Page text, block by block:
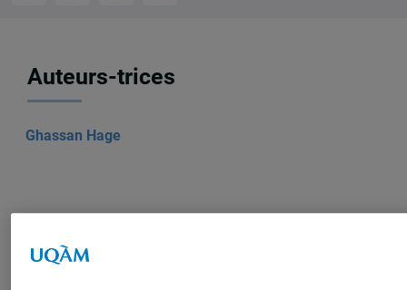
Auteurs-trices
Ghassan Hage